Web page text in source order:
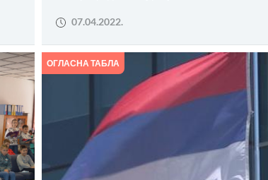
07.04.2022.
ОГЛАСНА ТАБЛА